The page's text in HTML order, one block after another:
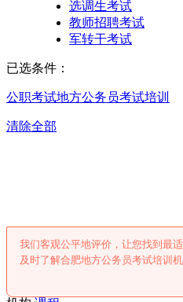
选调生考试
教师招聘考试
军转干考试
已选条件：
公职考试地方公务员考试培训
清除全部
我们客观公平地评价，让您找到最
及时了解合肥地方公务员考试培训